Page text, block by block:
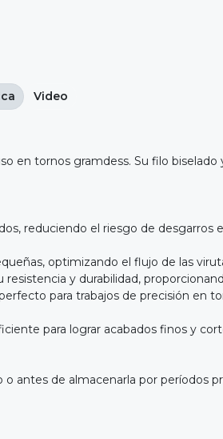
en tornos gramdess. Su filo
reduciendo el riesgo de
optimizando el flujo de las
y durabilidad,
para trabajos de precisión en
para lograr acabados finos y
o antes de almacenarla por períodos
Video